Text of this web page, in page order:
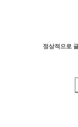
정상적으로